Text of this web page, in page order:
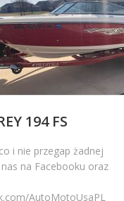
194 FS
i nie przegap żadnej
na Facebooku oraz
AutoMotoUsaPL